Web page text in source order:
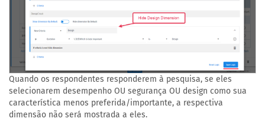
Quando os respondentes responderem à pesquisa, se eles
selecionarem desempenho OU segurança OU design como sua
característica menos preferida/importante, a respectiva
dimensão não será mostrada a eles.